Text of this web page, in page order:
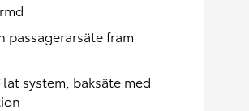
passagerarsäte fram
system, baksäte med